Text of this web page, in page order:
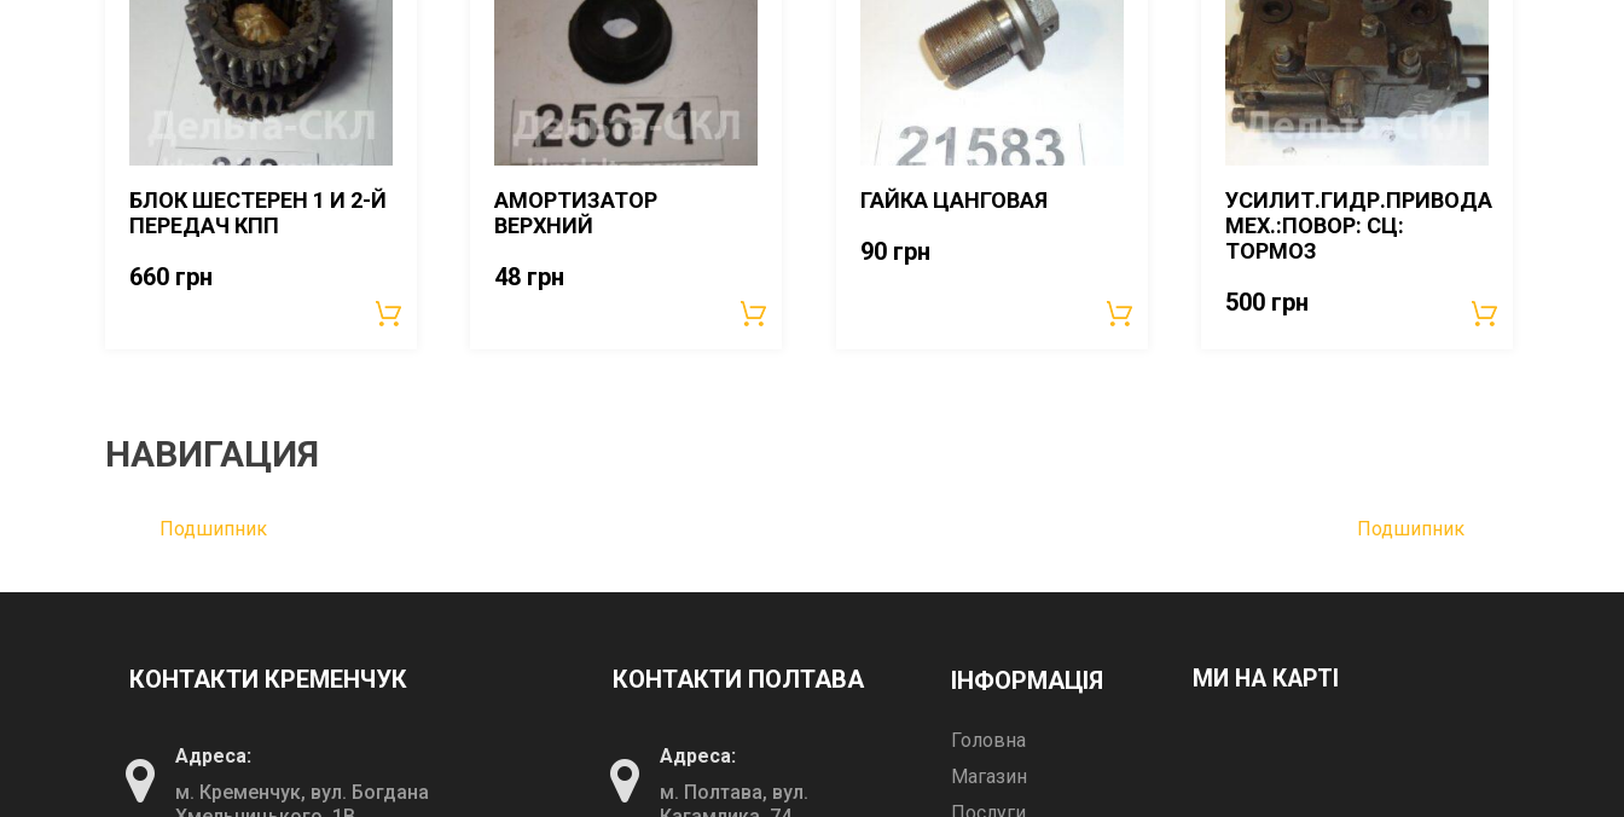
БЛОК ШЕСТЕРЕН 1 И 2-Й
ПЕРЕДАЧ КПП
660 грн
АМОРТИЗАТОР
ВЕРХНИЙ
48 грн
ГАЙКА ЦАНГОВАЯ
90 грн
УСИЛИТ.ГИДР.ПРИВОДА
МЕХ.:ПОВОР: СЦ:
ТОРМОЗ
500 грн
НАВИГАЦИЯ
Подшипник Подшипник
КОНТАКТИ КРЕМЕНЧУК
Адреса:
м. Кременчук, вул. Богдана
КОНТАКТИ ПОЛТАВА
Адреса:
м. Полтава, вул.
ІНФОРМАЦІЯ
Головна
Магазин
МИ НА КАРТІ